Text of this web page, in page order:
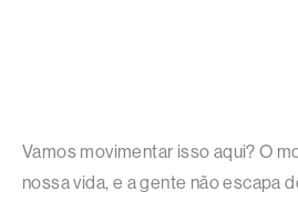
Vamos movimentar isso aqui? O
nossa vida, e a gente não escapa